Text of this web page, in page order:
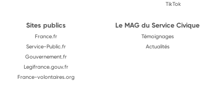
TikTok
Sites publics
France.fr
Service-Public.fr
Gouvernement.fr
Legifrance.gouv.fr
France-volontaires.org
Le MAG du Service Civique
Témoignages
Actualités